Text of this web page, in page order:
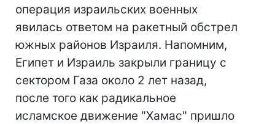
операция израильских военных
явилась ответом на ракетный обстрел
южных районов Израиля. Напомним,
Египет и Израиль закрыли границу с
сектором Газа около 2 лет назад,
после того как радикальное
исламское движение "Хамас" пришло